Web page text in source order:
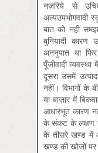
नज़रिये से
अल्पउपभोगवादी
बात को नहीं
बुनियादी कारण
अननुपात या
पूँजीवादी
दूसरा उसमें
नहीं। विभागों के
या बाज़ार में
आधारभूत कारण
के संकट के लक्षण
के तीसरे खण्ड में
खण्ड की खोजों पर